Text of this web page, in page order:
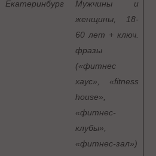
Екатеринбург
Мужчины и
женщины, 18-
60 лет + ключ.
фразы
(«фитнес
хаус», «fitness
house»,
«фитнес-
клубы»,
«фитнес-зал»)